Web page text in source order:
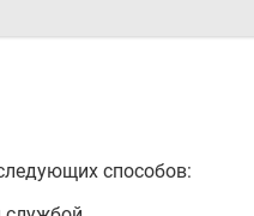
способов: